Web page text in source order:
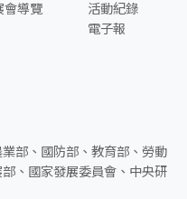
會導覽
活動紀錄
電子報
部、國防部、教育部、勞動
、國家發展委員會、中央研